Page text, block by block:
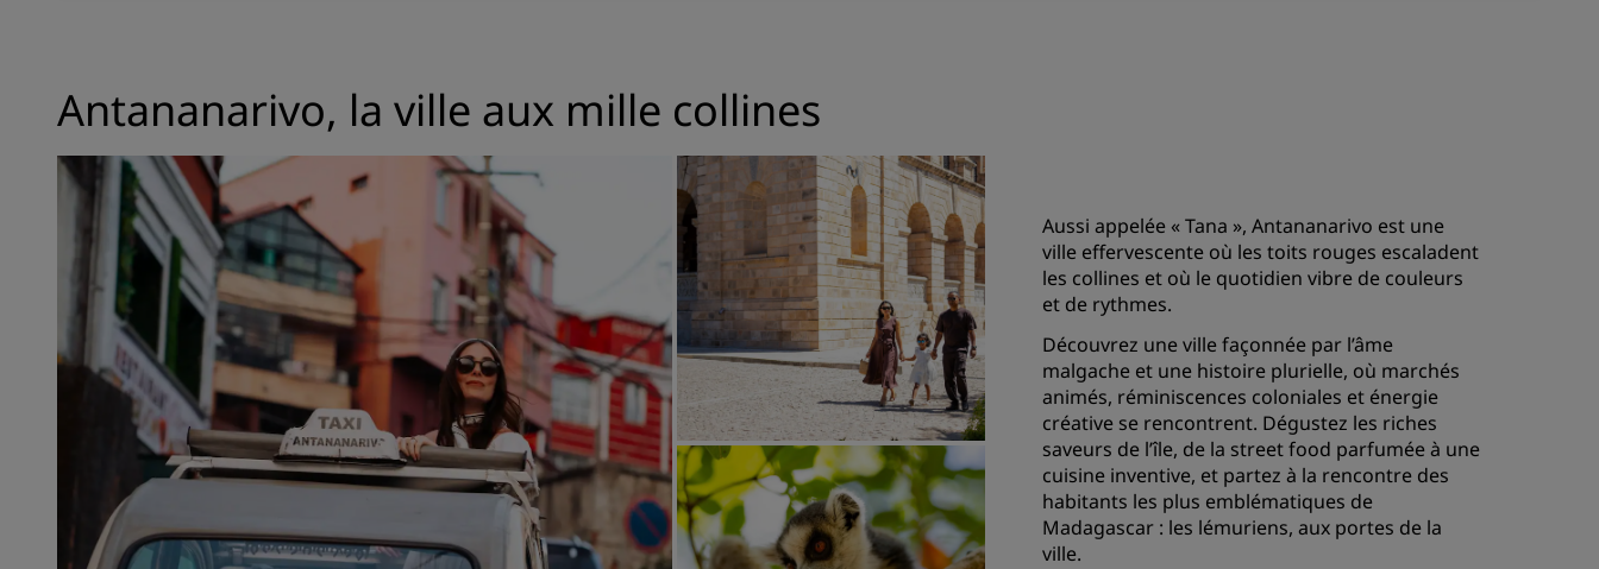
Antananarivo, la ville aux mille collines
Aussi appelée « Tana », Antananarivo est une
ville effervescente où les toits rouges escaladent
les collines et où le quotidien vibre de couleurs
et de rythmes.
Découvrez une ville façonnée par l’âme
malgache et une histoire plurielle, où marchés
animés, réminiscences coloniales et énergie
créative se rencontrent. Dégustez les riches
saveurs de l’île, de la street food parfumée à une
cuisine inventive, et partez à la rencontre des
habitants les plus emblématiques de
Madagascar : les lémuriens, aux portes de la
ville.